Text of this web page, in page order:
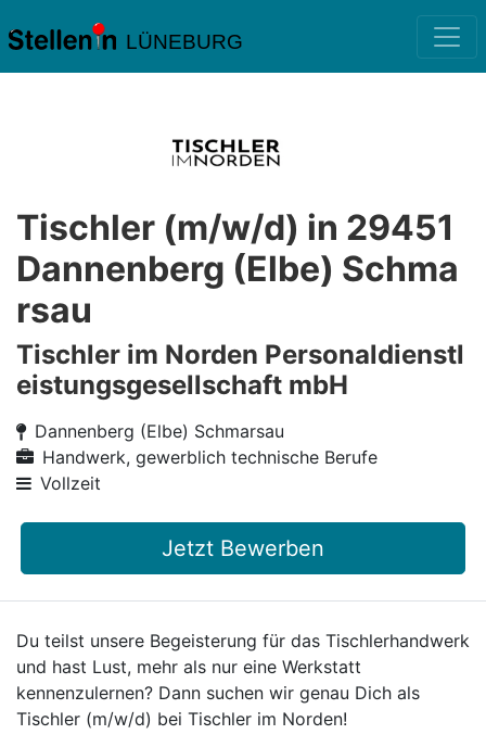
LÜNEBURG
Tischler (m/w/d) in 29451
Dannenberg (Elbe) Schma
rsau
Tischler im Norden Personaldienstl
eistungsgesellschaft mbH
Dannenberg (Elbe) Schmarsau
Handwerk, gewerblich technische Berufe
Vollzeit
Jetzt Bewerben
Du teilst unsere Begeisterung für das Tischlerhandwerk
und hast Lust, mehr als nur eine Werkstatt
kennenzulernen? Dann suchen wir genau Dich als
Tischler (m/w/d) bei Tischler im Norden!